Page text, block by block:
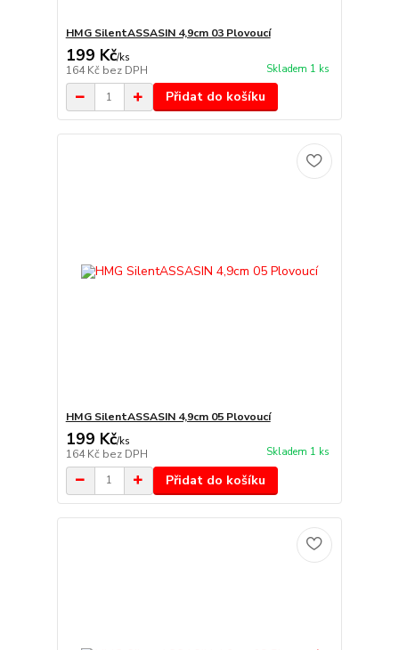
HMG SilentASSASIN 4,9cm 03 Plovoucí
199 Kč/ks
164 Kč bez DPH Skladem 1 ks
Přidat do košíku
HMG SilentASSASIN 4,9cm 05 Plovoucí
199 Kč/ks
164 Kč bez DPH Skladem 1 ks
Přidat do košíku